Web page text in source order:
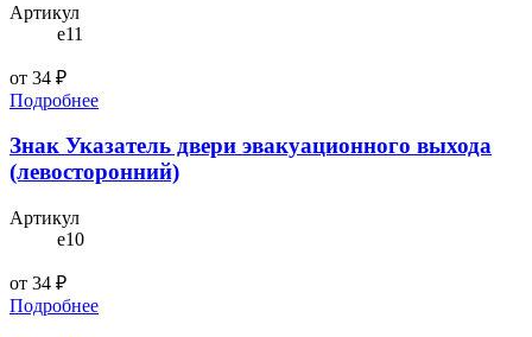
Артикул
e11
от 34 ₽
Подробнее
Знак Указатель двери эвакуационного выхода
(левосторонний)
Артикул
e10
от 34 ₽
Подробнее